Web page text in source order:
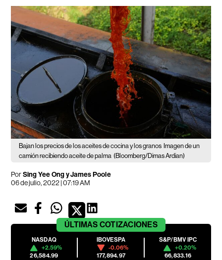
Bajan los precios de los aceites de cocina y los granos Imagen de un
camión recibiendo aceite de palma (Bloomberg/Dimas Ardian)
PorSing Yee Ong y James Poole
06 de julio, 2022 | 07:19 AM
ÚLTIMAS COTIZACIONES
NASDAQ
+2.59%
26,584.99
IBOVESPA
-0.06%
177,894.97
S&P/BMV IPC
+0.20%
66,833.16